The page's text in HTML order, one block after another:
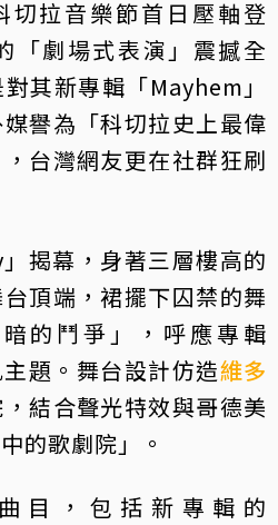
切拉音樂節首日壓軸登
「劇場式表演」震撼全
其新專輯「Mayhem」
譽為「科切拉史上最偉
台灣網友更在社群狂刷
揭幕，身著三層樓高的
頂端，裙擺下囚禁的舞
的鬥爭」，呼應專輯
題。舞台設計仿造維多
結合聲光特效與哥德美
的歌劇院」。
目，包括新專輯的